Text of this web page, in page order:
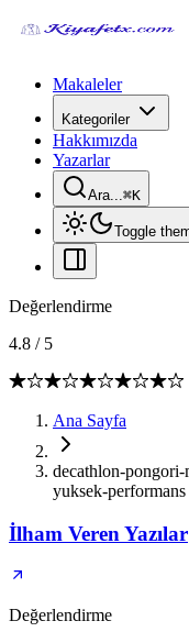
Makaleler
Kategoriler
Hakkımızda
Yazarlar
Ara...⌘K
Toggle
Değerlendirme
4.8 / 5
Ana Sayfa
decathlon-pongori-
yuksek-performans
İlham Veren Yazılar
Değerlendirme